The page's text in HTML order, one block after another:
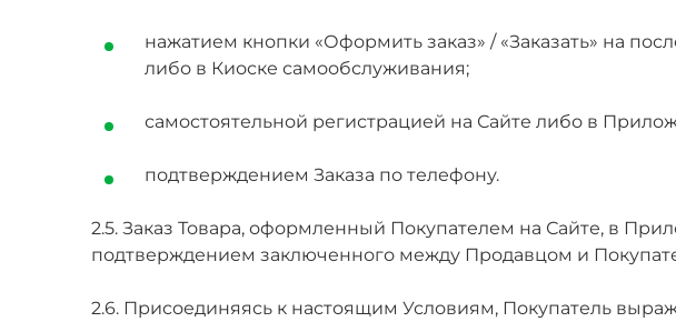
нажатием кнопки «Оформить заказ» / «Заказать» на
либо в Киоске самообслуживания;
самостоятельной регистрацией на Сайте либо в
подтверждением Заказа по телефону.
2.5. Заказ Товара, оформленный Покупателем на Сайте, в
подтверждением заключенного между Продавцом и
2.6. Присоединяясь к настоящим Условиям, Покупатель